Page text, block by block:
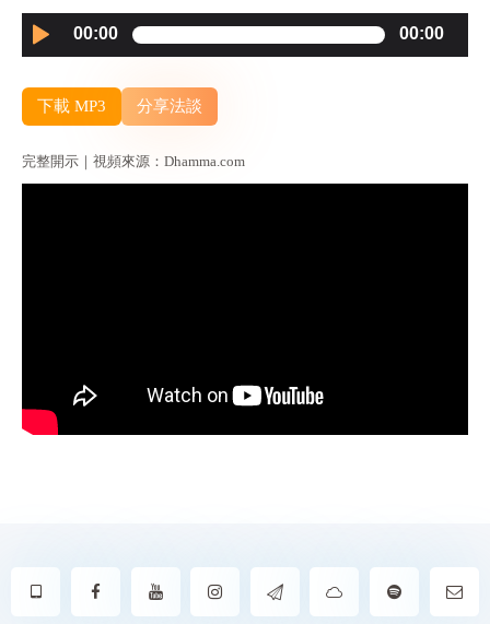
Audio
Player
00:00 00:00
下載 MP3 分享法談
完整開示｜視頻來源：Dhamma.com